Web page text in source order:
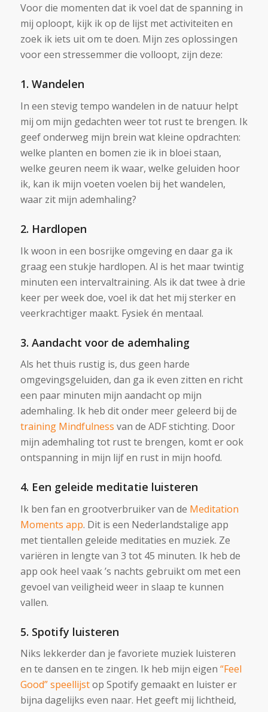
Voor die momenten dat ik voel dat de spanning in
mij oploopt, kijk ik op de lijst met activiteiten en
zoek ik iets uit om te doen. Mijn zes oplossingen
voor een stressemmer die volloopt, zijn deze:
1. Wandelen
In een stevig tempo wandelen in de natuur helpt
mij om mijn gedachten weer tot rust te brengen. Ik
geef onderweg mijn brein wat kleine opdrachten:
welke planten en bomen zie ik in bloei staan,
welke geuren neem ik waar, welke geluiden hoor
ik, kan ik mijn voeten voelen bij het wandelen,
waar zit mijn ademhaling?
2. Hardlopen
Ik woon in een bosrijke omgeving en daar ga ik
graag een stukje hardlopen. Al is het maar twintig
minuten een intervaltraining. Als ik dat twee à drie
keer per week doe, voel ik dat het mij sterker en
veerkrachtiger maakt. Fysiek én mentaal.
3. Aandacht voor de ademhaling
Als het thuis rustig is, dus geen harde
omgevingsgeluiden, dan ga ik even zitten en richt
een paar minuten mijn aandacht op mijn
ademhaling. Ik heb dit onder meer geleerd bij de
training Mindfulness van de ADF stichting. Door
mijn ademhaling tot rust te brengen, komt er ook
ontspanning in mijn lijf en rust in mijn hoofd.
4. Een geleide meditatie luisteren
Ik ben fan en grootverbruiker van de Meditation
Moments app. Dit is een Nederlandstalige app
met tientallen geleide meditaties en muziek. Ze
variëren in lengte van 3 tot 45 minuten. Ik heb de
app ook heel vaak ’s nachts gebruikt om met een
gevoel van veiligheid weer in slaap te kunnen
vallen.
5. Spotify luisteren
Niks lekkerder dan je favoriete muziek luisteren
en te dansen en te zingen. Ik heb mijn eigen “Feel
Good” speellijstop Spotify gemaakt en luister er
bijna dagelijks even naar. Het geeft mij lichtheid,